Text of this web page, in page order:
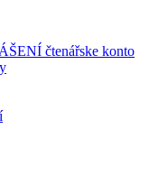
čtenářske konto